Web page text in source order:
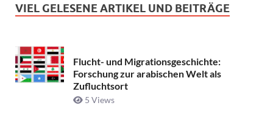
VIEL GELESENE ARTIKEL UND BEITRÄGE
Flucht- und Migrationsgeschichte:
Forschung zur arabischen Welt als
Zufluchtsort
5 Views